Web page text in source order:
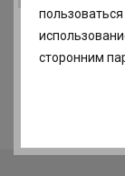
сторонним